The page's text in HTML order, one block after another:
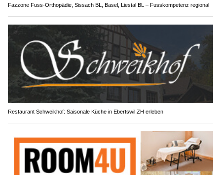
Fazzone Fuss-Orthopädie, Sissach BL, Basel, Liestal BL – Fusskompetenz regional
Restaurant Schweikhof: Saisonale Küche in Ebertswil ZH erleben